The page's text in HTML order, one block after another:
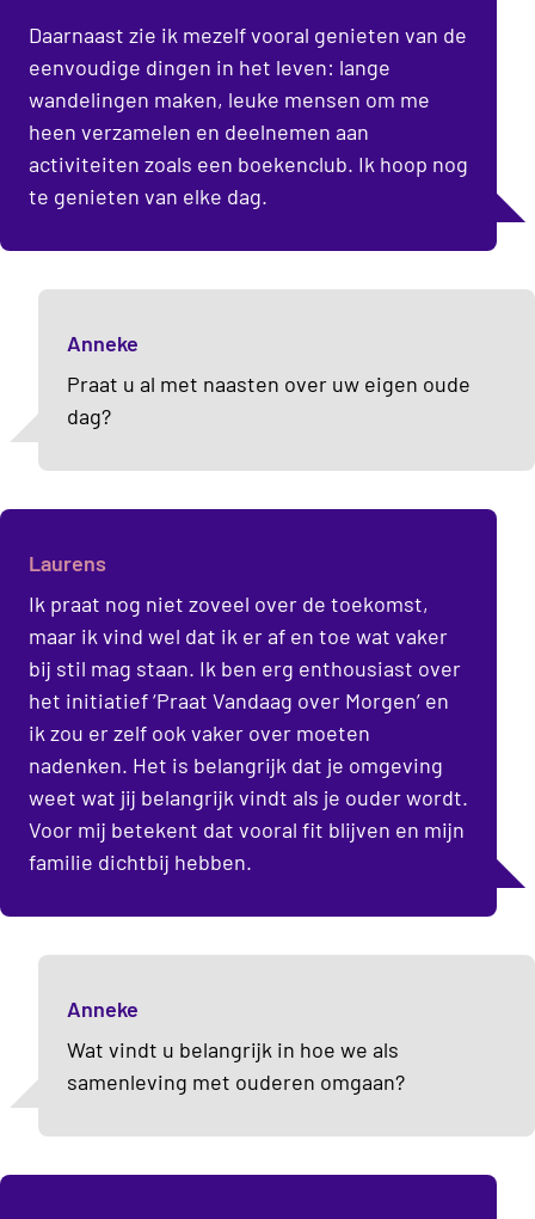
Daarnaast zie ik mezelf vooral genieten van de
eenvoudige dingen in het leven: lange
wandelingen maken, leuke mensen om me
heen verzamelen en deelnemen aan
activiteiten zoals een boekenclub. Ik hoop nog
te genieten van elke dag.
Anneke
Praat u al met naasten over uw eigen oude
dag?
Laurens
Ik praat nog niet zoveel over de toekomst,
maar ik vind wel dat ik er af en toe wat vaker
bij stil mag staan. Ik ben erg enthousiast over
het initiatief ‘Praat Vandaag over Morgen’ en
ik zou er zelf ook vaker over moeten
nadenken. Het is belangrijk dat je omgeving
weet wat jij belangrijk vindt als je ouder wordt.
Voor mij betekent dat vooral fit blijven en mijn
familie dichtbij hebben.
Anneke
Wat vindt u belangrijk in hoe we als
samenleving met ouderen omgaan?